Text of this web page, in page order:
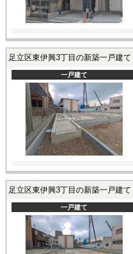
足立区東伊興3丁目の新築一戸建て
一戸建て
足立区東伊興3丁目の新築一戸建て
一戸建て